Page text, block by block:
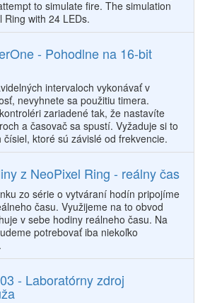
to simulate fire. The simulation
Ring with 24 LEDs.
- Pohodlne na 16-bit
intervaloch vykonávať v
nevyhnete sa použitiu timera.
zariadené tak, že nastavíte
a časovač sa spustí. Vyžaduje si to
ktoré sú závislé od frekvencie.
z NeoPixel Ring - reálny čas
zo série o vytváraní hodín pripojíme
času. Využijeme na to obvod
v sebe hodiny reálneho času. Na
potrebovať iba niekoľko
- Laboratórny zdroj